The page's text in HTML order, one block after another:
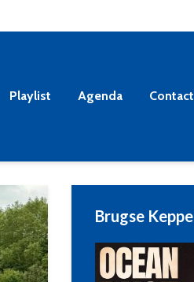
Playlist Agenda Contact
Brugse Keppe